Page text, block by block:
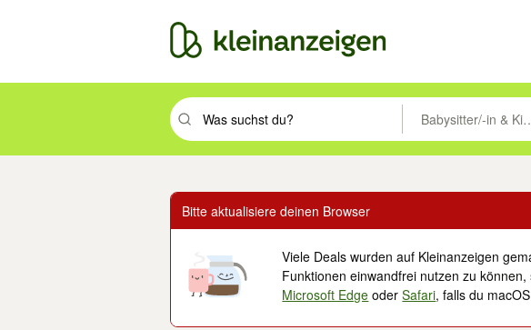
Suchbegriff eingeben. Eingabetaste drücken um zu suchen,
Babysitter/-in &
Bitte aktualisiere deinen Browser
Viele Deals wurden auf Kleinanzeigen
Funktionen einwandfrei nutzen zu
Microsoft Edge oderSafari, falls du